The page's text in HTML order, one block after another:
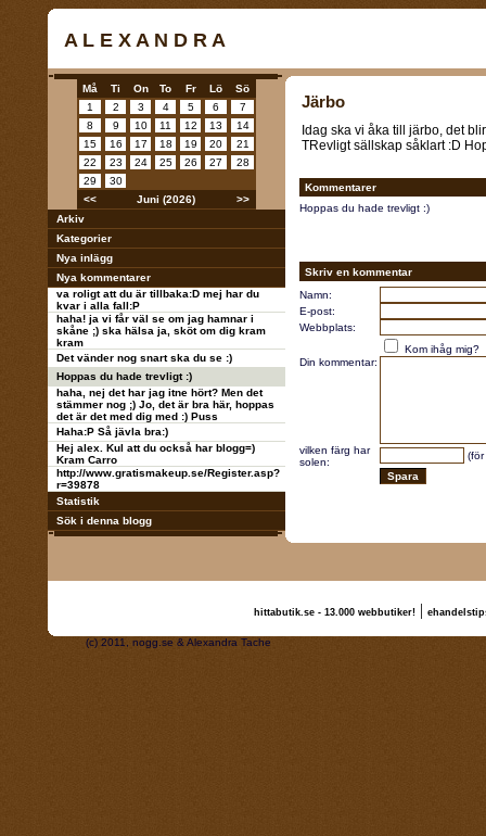
A L E X A N D R A
Må Ti On To Fr Lö
Sö
1
2 3 4 5 6
7
8
9 10 11 12 13
14
15
16 17 18 19 20
21
22
23 24 25 26 27
28
29
30
<<
Juni (2026)
>>
Arkiv
Kategorier
Nya inlägg
Nya kommentarer
va roligt att du är tillbaka:D mej har du
kvar i alla fall:P
haha! ja vi får väl se om jag hamnar i
skåne ;) ska hälsa ja, sköt om dig kram
kram
Det vänder nog snart ska du se :)
Hoppas du hade trevligt :)
haha, nej det har jag itne hört? Men det
stämmer nog ;) Jo, det är bra här, hoppas
det är det med dig med :) Puss
Haha:P Så jävla bra:)
Hej alex. Kul att du också har blogg=)
Kram Carro
http://www.gratismakeup.se/Register.asp?
r=39878
Statistik
Sök i denna blogg
Järbo
Idag ska vi åka till järbo, det
TRevligt sällskap såklart :D
Kommentarer
Hoppas du hade trevligt :)
Skriv en kommentar
Namn:
E-post:
Webbplats:
Kom ihåg mig?
Din kommentar:
vilken färg har
solen:
(för
hittabutik.se - 13.000 webbutiker!|
(c) 2011, nogg.se & Alexandra Tache